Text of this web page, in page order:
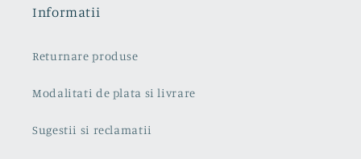
Informatii
Returnare produse
Modalitati de plata si livrare
Sugestii si reclamatii